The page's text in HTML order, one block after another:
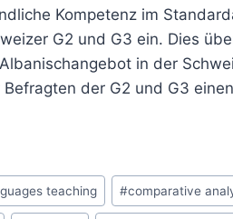
Kompetenz im
G2 und G3 ein. Dies
in der
der G2 und G3
teaching #comparative